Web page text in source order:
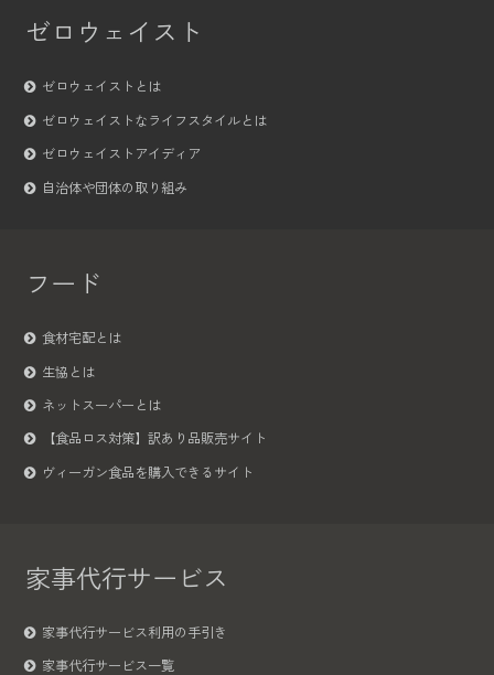
ゼロウェイスト
ゼロウェイストとは
ゼロウェイストなライフスタイルとは
ゼロウェイストアイディア
自治体や団体の取り組み
フード
食材宅配とは
生協とは
ネットスーパーとは
【食品ロス対策】訳あり品販売サイト
ヴィーガン食品を購入できるサイト
家事代行サービス
家事代行サービス利用の手引き
家事代行サービス一覧